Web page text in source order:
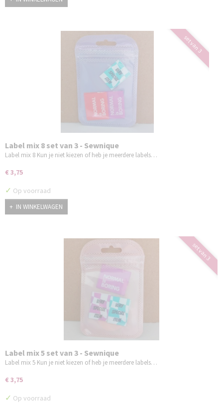
set van 3
Label mix 8 set van 3 - Sewnique
Label mix 8 Kun je niet kiezen of heb je meerdere labels…
€ 3,75
✓ Op voorraad
IN WINKELWAGEN
set van 3
Label mix 5 set van 3 - Sewnique
Label mix 5 Kun je niet kiezen of heb je meerdere labels…
€ 3,75
✓ Op voorraad